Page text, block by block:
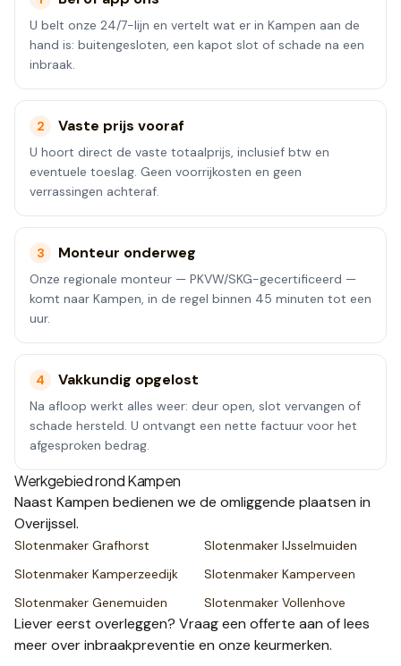
U belt onze 24/7-lijn en vertelt wat er in Kampen aan de
hand is: buitengesloten, een kapot slot of schade na een
inbraak.
2 Vaste prijs vooraf
U hoort direct de vaste totaalprijs, inclusief btw en
eventuele toeslag. Geen voorrijkosten en geen
verrassingen achteraf.
3 Monteur onderweg
Onze regionale monteur — PKVW/SKG-gecertificeerd —
komt naar Kampen, in de regel binnen 45 minuten tot een
uur.
4 Vakkundig opgelost
Na afloop werkt alles weer: deur open, slot vervangen of
schade hersteld. U ontvangt een nette factuur voor het
afgesproken bedrag.
Werkgebied rondKampen
Naast Kampen bedienen we de omliggende plaatsen in
Overijssel.
Slotenmaker Grafhorst Slotenmaker IJsselmuiden
Slotenmaker Kamperzeedijk Slotenmaker Kamperveen
Slotenmaker Genemuiden Slotenmaker Vollenhove
Liever eerst overleggen? Vraag een offerte aan of lees
meer overinbraakpreventie en onze keurmerken.